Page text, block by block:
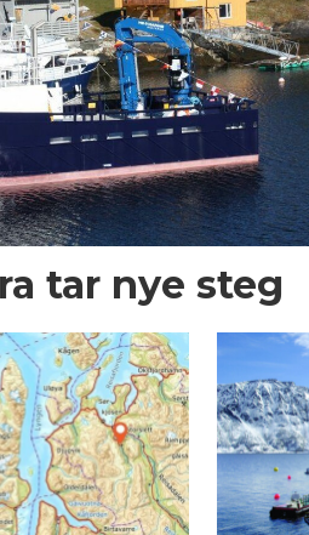
tar nye steg